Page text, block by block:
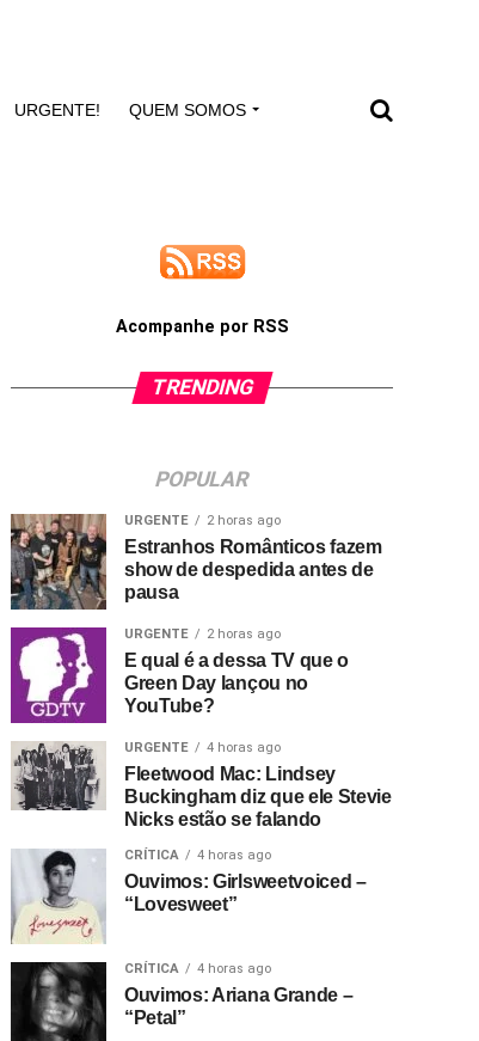
URGENTE! QUEM SOMOS
Acompanhe por RSS
TRENDING
POPULAR
URGENTE 2 horas ago
Estranhos Românticos fazem
show de despedida antes de
pausa
URGENTE 2 horas ago
E qual é a dessa TV que o
Green Day lançou no
YouTube?
URGENTE 4 horas ago
Fleetwood Mac: Lindsey
Buckingham diz que ele Stevie
Nicks estão se falando
CRÍTICA 4 horas ago
Ouvimos: Girlsweetvoiced –
“Lovesweet”
CRÍTICA 4 horas ago
Ouvimos: Ariana Grande –
“Petal”